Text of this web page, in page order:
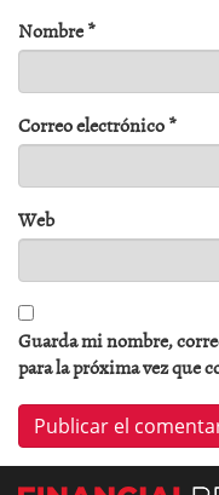
Nombre*
Correo electrónico*
Web
Guarda mi nombre,
para la próxima vez que